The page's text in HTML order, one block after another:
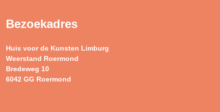
Bezoekadres
Huis voor de Kunsten Limburg
Weerstand Roermond
Bredeweg 10
6042 GG Roermond